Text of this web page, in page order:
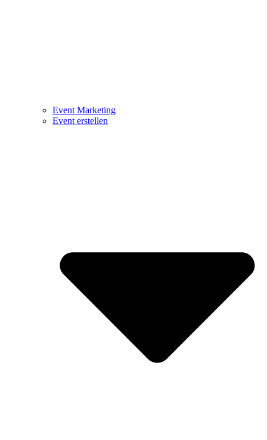
Event Marketing
Event erstellen